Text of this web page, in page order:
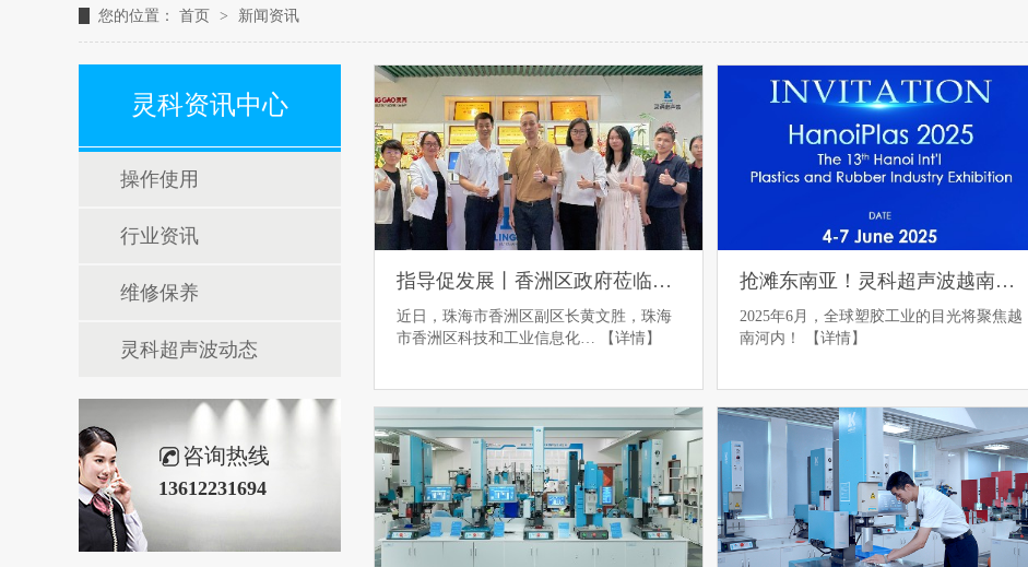
您的位置： 首页 > 新闻资讯
灵科资讯中心
操作使用
行业资讯
维修保养
灵科超声波动态
咨询热线
13612231694
指导促发展丨香洲区政府莅临灵科超声波开展指导工作
近日，珠海市香洲区副区长黄文胜，珠海
市香洲区科技和工业信息化…
【详情】
抢滩东南亚！灵科超声波越南展放大招，预约从速！
2025年6月，全球塑胶工业的目光将聚焦越
南河内！
【详情】